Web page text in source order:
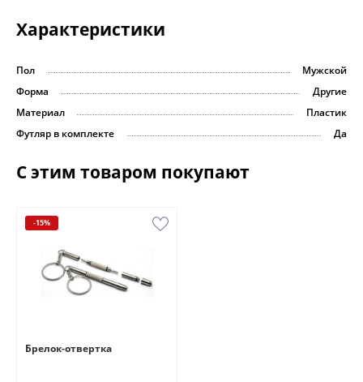
Характеристики
Пол
Мужской
Форма
Другие
Материал
Пластик
Футляр в комплекте
Да
С этим товаром покупают
-15%
Брелок-отвертка